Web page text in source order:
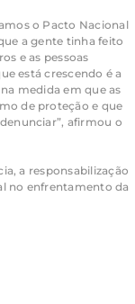
o Pacto Nacional
a gente tinha feito
e as pessoas
está crescendo é a
medida em que as
de proteção e que
afirmou o
a responsabilização
no enfrentamento da